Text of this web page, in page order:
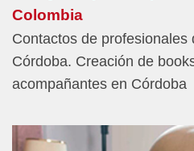
Colombia
Contactos de
Córdoba. Creación de
acompañantes en Córdoba